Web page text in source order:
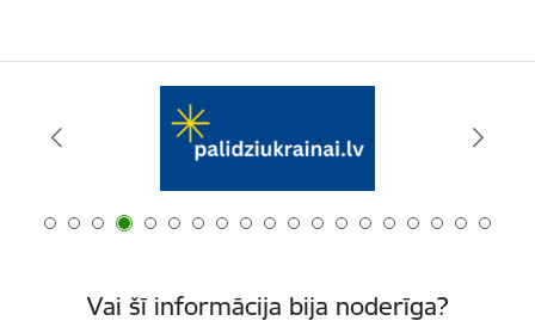
Vai šī informācija bija noderīga?